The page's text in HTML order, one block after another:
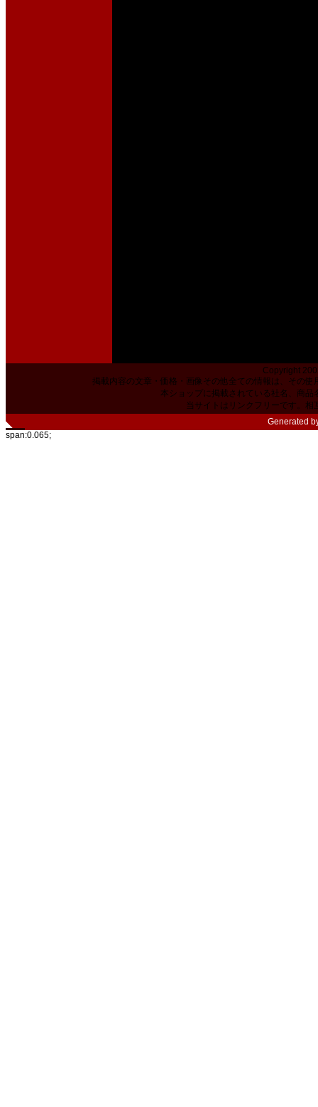
Copyright
掲載内容の文章・価格・画像その他全ての情報は、その
本ショップに掲載されている社名、商
当サイトはリンクフリーです。相
Generated
span:0.065;